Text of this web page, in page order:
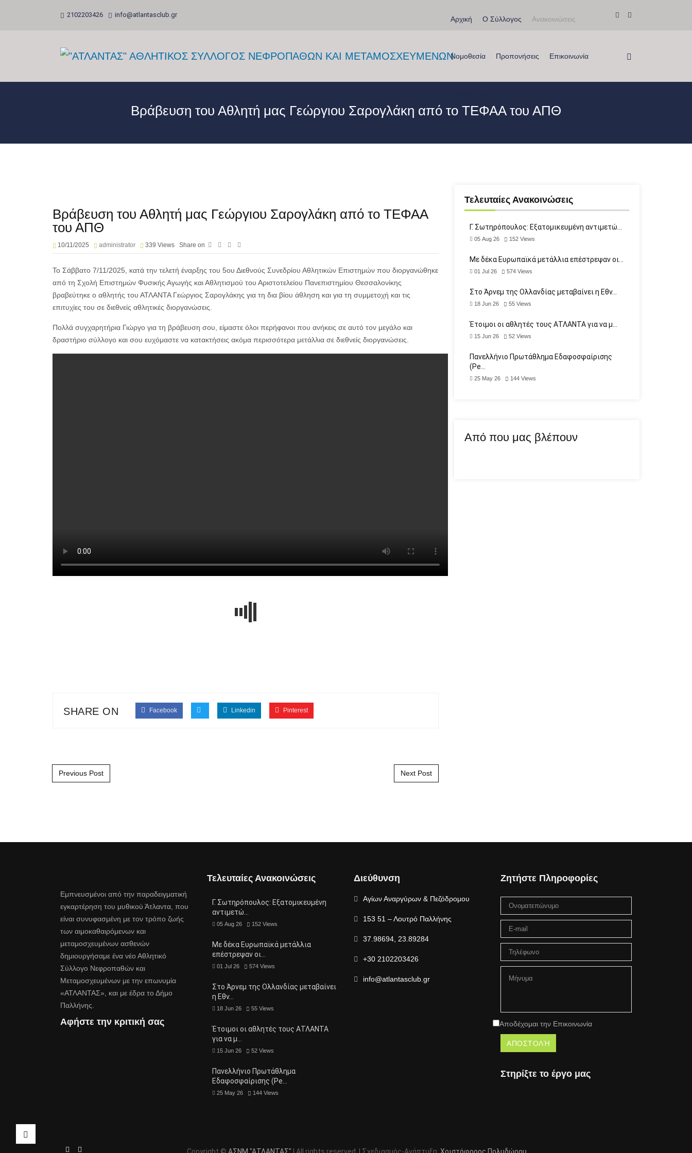
2102203426 info@atlantasclub.gr
Αρχική Ο Σύλλογος Ανακοινώσεις
Νομοθεσία Προπονήσεις Επικοινωνία
Βράβευση του Αθλητή μας Γεώργιου Σαρογλάκη από το ΤΕΦΑΑ του ΑΠΘ
Βράβευση του Αθλητή μας Γεώργιου Σαρογλάκη από το ΤΕΦΑΑ
του ΑΠΘ
10/11/2025 administrator 339 Views Share on
Το Σάββατο 7/11/2025, κατά την τελετή έναρξης του 5ου Διεθνούς Συνεδρίου Αθλητικών Επιστημών που διοργανώθηκε
από τη Σχολή Επιστημών Φυσικής Αγωγής και Αθλητισμού του Αριστοτελείου Πανεπιστημίου Θεσσαλονίκης
βραβεύτηκε ο αθλητής του ΑΤΛΑΝΤΑ Γεώργιος Σαρογλάκης για τη δια βίου άθληση και για τη συμμετοχή και τις
επιτυχίες του σε διεθνείς αθλητικές διοργανώσεις.
Πολλά συγχαρητήρια Γιώργο για τη βράβευση σου, είμαστε όλοι περήφανοι που ανήκεις σε αυτό τον μεγάλο και
δραστήριο σύλλογο και σου ευχόμαστε να κατακτήσεις ακόμα περισσότερα μετάλλια σε διεθνείς διοργανώσεις.
SHARE ON Facebook Linkedin Pinterest
Post navigation
Previous Post Next Post
Τελευταίες Ανακοινώσεις
Γ. Σωτηρόπουλος: Eξατομικευμένη αντιμετώ…
05 Aug 26 152 Views
Με δέκα Ευρωπαϊκά μετάλλια επέστρεψαν οι…
01 Jul 26 574 Views
Στο Άρνεμ της Ολλανδίας μεταβαίνει η Εθν…
18 Jun 26 55 Views
Έτοιμοι οι αθλητές τους ΑΤΛΑΝΤΑ για να μ…
15 Jun 26 52 Views
Πανελλήνιο Πρωτάθλημα Εδαφοσφαίρισης
(Pe…
25 May 26 144 Views
Από που μας βλέπουν
Εμπνευσμένοι από την παραδειγματική
εγκαρτέρηση του μυθικού Άτλαντα, που
είναι συνυφασμένη με τον τρόπο ζωής
των αιμοκαθαιρόμενων και
μεταμοσχευμένων ασθενών
δημιουργήσαμε ένα νέο Αθλητικό
Σύλλογο Νεφροπαθών και
Μεταμοσχευμένων με την επωνυμία
«ΑΤΛΑΝΤΑΣ», και με έδρα το Δήμο
Παλλήνης.
Αφήστε την κριτική σας
Τελευταίες Ανακοινώσεις
Γ. Σωτηρόπουλος: Eξατομικευμένη
αντιμετώ…
05 Aug 26 152 Views
Με δέκα Ευρωπαϊκά μετάλλια
επέστρεψαν οι…
01 Jul 26 574 Views
Στο Άρνεμ της Ολλανδίας μεταβαίνει
η Εθν…
18 Jun 26 55 Views
Έτοιμοι οι αθλητές τους ΑΤΛΑΝΤΑ
για να μ…
15 Jun 26 52 Views
Πανελλήνιο Πρωτάθλημα
Εδαφοσφαίρισης (Pe…
25 May 26 144 Views
Διεύθυνση
Αγίων Αναργύρων & Πεζόδρομου
153 51 – Λουτρό Παλλήνης
37.98694, 23.89284
+30 2102203426
info@atlantasclub.gr
Ζητήστε Πληροφορίες
Αποδέχομαι την Επικοινωνία
Στηρίξτε το έργο μας
Copyright © ΑΣΝΜ "ΑΤΛΑΝΤΑΣ" | All rights reserved. | Σχεδιασμός-Ανάπτυξη: Χριστόφορος Πολυδώρου